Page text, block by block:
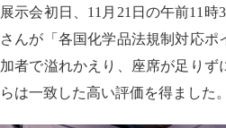
展示会初日、11月21日の午前11時
さんが「各国化学品法規制対応
加者で溢れかえり、座席が足り
らは一致した高い評価を得ました。